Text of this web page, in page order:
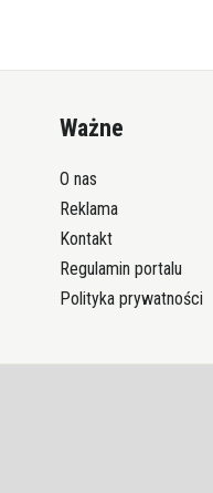
Ważne
O nas
Reklama
Kontakt
Regulamin portalu
Polityka prywatności